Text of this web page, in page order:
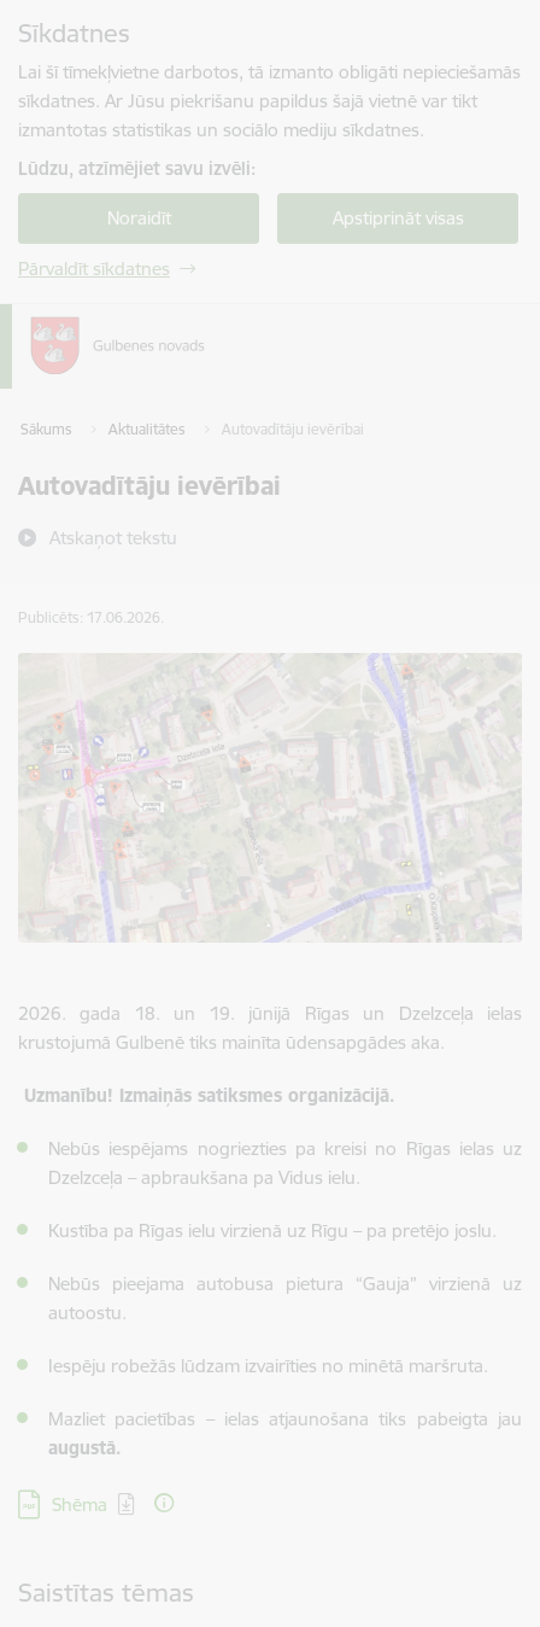
Sīkdatnes
Lai šī tīmekļvietne darbotos, tā izmanto obligāti nepieciešamās
sīkdatnes. Ar Jūsu piekrišanu papildus šajā vietnē var tikt
izmantotas statistikas un sociālo mediju sīkdatnes.
Lūdzu, atzīmējiet savu izvēli:
Noraidīt Apstiprināt visas
Pārvaldīt sīkdatnes
Sākums Aktualitātes Autovadītāju ievērībai
Autovadītāju ievērībai
Atskaņot tekstu
Publicēts: 17.06.2026.
2026. gada 18. un 19. jūnijā Rīgas un Dzelzceļa ielas
krustojumā Gulbenē tiks mainīta ūdensapgādes aka.
Uzmanību! Izmaiņās satiksmes organizācijā.
Nebūs iespējams nogriezties pa kreisi no Rīgas ielas uz
Dzelzceļa – apbraukšana pa Vidus ielu.
Kustība pa Rīgas ielu virzienā uz Rīgu – pa pretējo joslu.
Nebūs pieejama autobusa pietura “Gauja” virzienā uz
autoostu.
Iespēju robežās lūdzam izvairīties no minētā maršruta.
Mazliet pacietības – ielas atjaunošana tiks pabeigta jau
augustā.
Lejupielādēt:
Shēma
Saistītas tēmas